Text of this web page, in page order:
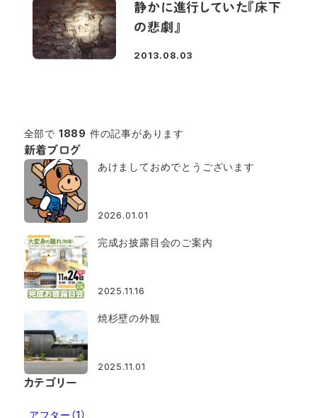
静かに進行していた『床下
の悲劇』
投稿日
2013.08.03
全部で 1889 件の記事があります
新着ブログ
あけましておめでとうございます
2026.01.01
完成お披露目会のご案内
2025.11.16
焼杉壁の外観
2025.11.01
カテゴリー
アフター （1）